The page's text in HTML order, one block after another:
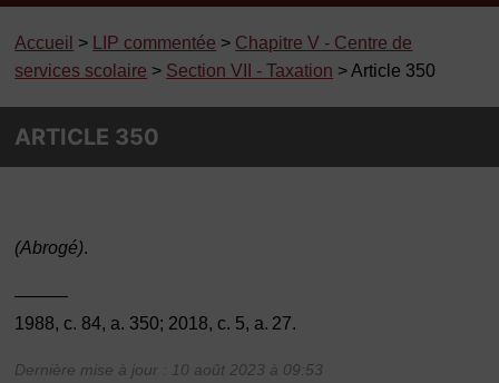
Accueil > LIP commentée > Chapitre V - Centre de
services scolaire > Section VII - Taxation > Article 350
ARTICLE 350
(Abrogé).
———
1988, c. 84, a. 350; 2018, c. 5, a. 27.
Dernière mise à jour : 10 août 2023 à 09:53